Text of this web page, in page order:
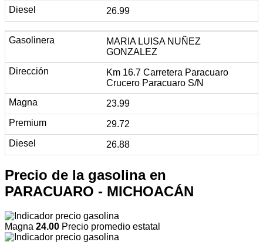
26.99
MARIA LUISA NUÑEZ
GONZALEZ
Km 16.7 Carretera Paracuaro
Crucero Paracuaro S/N
23.99
29.72
26.88
Precio de la gasolina en
PARACUARO - MICHOACÁN
Magna 24.00 Precio promedio estatal